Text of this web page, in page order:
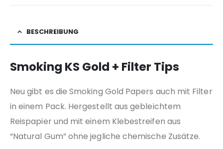
BESCHREIBUNG
Smoking KS Gold + Filter Tips
Neu gibt es die Smoking Gold Papers auch mit Filter
in einem Pack. Hergestellt aus gebleichtem
Reispapier und mit einem Klebestreifen aus
“Natural Gum” ohne jegliche chemische Zusätze.